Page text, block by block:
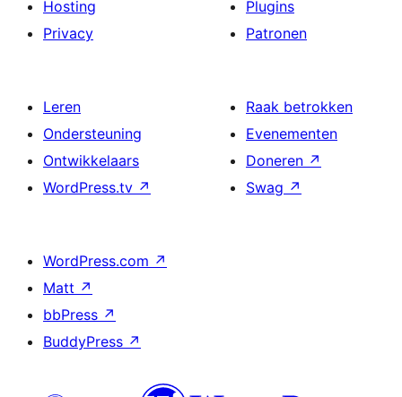
Hosting
Privacy
Plugins
Patronen
Leren
Ondersteuning
Ontwikkelaars
WordPress.tv ↗
Raak betrokken
Evenementen
Doneren ↗
Swag ↗
WordPress.com ↗
Matt ↗
bbPress ↗
BuddyPress ↗